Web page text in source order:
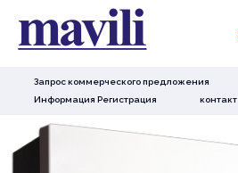
Запрос коммерческого предложения
Информация Регистрация
контакт